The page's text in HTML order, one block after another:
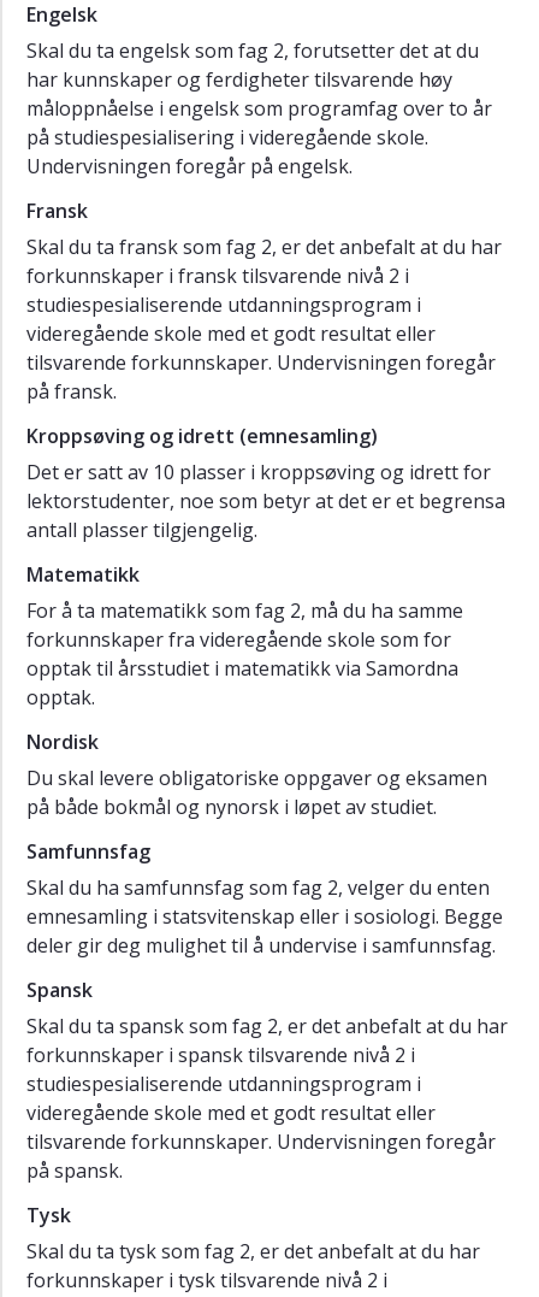
Engelsk
Skal du ta engelsk som fag 2, forutsetter det at du
har kunnskaper og ferdigheter tilsvarende høy
måloppnåelse i engelsk som programfag over to år
på studiespesialisering i videregående skole.
Undervisningen foregår på engelsk.
Fransk
Skal du ta fransk som fag 2, er det anbefalt at du har
forkunnskaper i fransk tilsvarende nivå 2 i
studiespesialiserende utdanningsprogram i
videregående skole med et godt resultat eller
tilsvarende forkunnskaper. Undervisningen foregår
på fransk.
Kroppsøving og idrett (emnesamling)
Det er satt av 10 plasser i kroppsøving og idrett for
lektorstudenter, noe som betyr at det er et begrensa
antall plasser tilgjengelig.
Matematikk
For å ta matematikk som fag 2, må du ha samme
forkunnskaper fra videregående skole som for
opptak til årsstudiet i matematikk via Samordna
opptak.
Nordisk
Du skal levere obligatoriske oppgaver og eksamen
på både bokmål og nynorsk i løpet av studiet.
Samfunnsfag
Skal du ha samfunnsfag som fag 2, velger du enten
emnesamling i statsvitenskap eller i sosiologi. Begge
deler gir deg mulighet til å undervise i samfunnsfag.
Spansk
Skal du ta spansk som fag 2, er det anbefalt at du har
forkunnskaper i spansk tilsvarende nivå 2 i
studiespesialiserende utdanningsprogram i
videregående skole med et godt resultat eller
tilsvarende forkunnskaper. Undervisningen foregår
på spansk.
Tysk
Skal du ta tysk som fag 2, er det anbefalt at du har
forkunnskaper i tysk tilsvarende nivå 2 i